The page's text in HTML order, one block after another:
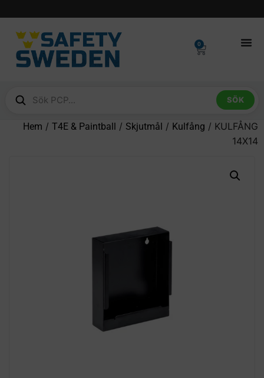
0
SÖK
Hem / T4E & Paintball / Skjutmål / Kulfång / KULFÅNG
14X14